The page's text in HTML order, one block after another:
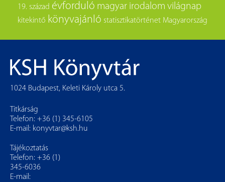
19. század évforduló magyar irodalom világnap
kitekintő könyvajánló statisztikatörténet Magyarország
1024 Budapest, Keleti Károly utca 5.
Titkárság
Telefon: +36 (1) 345-6105
E-mail: konyvtar@ksh.hu
Tájékoztatás
Telefon: +36 (1)
345-6036
E-mail: